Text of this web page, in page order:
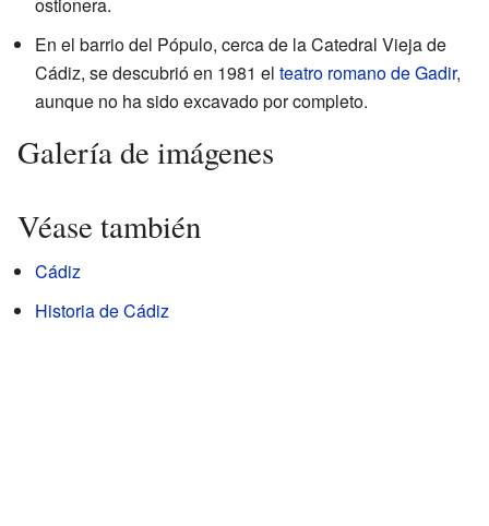
En el barrio del Pópulo, cerca de la Catedral Vieja de
Cádiz, se descubrió en 1981 el teatro romano de Gadir,
aunque no ha sido excavado por completo.
Galería de imágenes
Véase también
Cádiz
Historia de Cádiz